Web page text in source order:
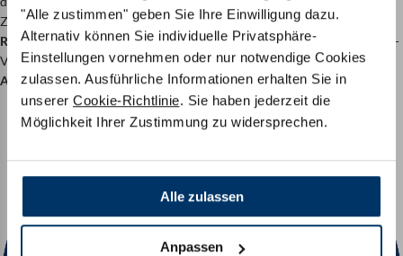
"Alle zustimmen" geben Sie Ihre Einwilligung dazu.
Alternativ können Sie individuelle Privatsphäre-
Einstellungen vornehmen oder nur notwendige Cookies
zulassen. Ausführliche Informationen erhalten Sie in
unserer Cookie-Richtlinie. Sie haben jederzeit die
Möglichkeit Ihrer Zustimmung zu widersprechen.
Alle zulassen
Anpassen
Zusätzliche Details wie dieversteppte Klimafaserund der360°-
Reißverschluss machen die Bezüge besonders funktional. Die TENCEL™-
Variante bietet zusätzlich einumlaufendes Klimabandund eine
Antirutsch-Unterseitefür sicheren Halt.